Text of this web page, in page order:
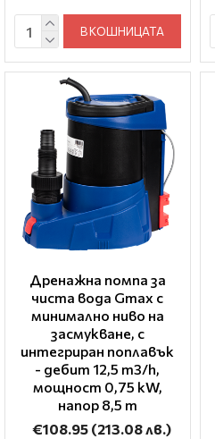
В КОШНИЦАТА
Дренажна помпа за
чиста вода Gmax с
минимално ниво на
засмукване, с
интегриран поплавък
- дебит 12,5 m3/h,
мощност 0,75 kW,
напор 8,5 m
€108.95 (213.08 лв.)